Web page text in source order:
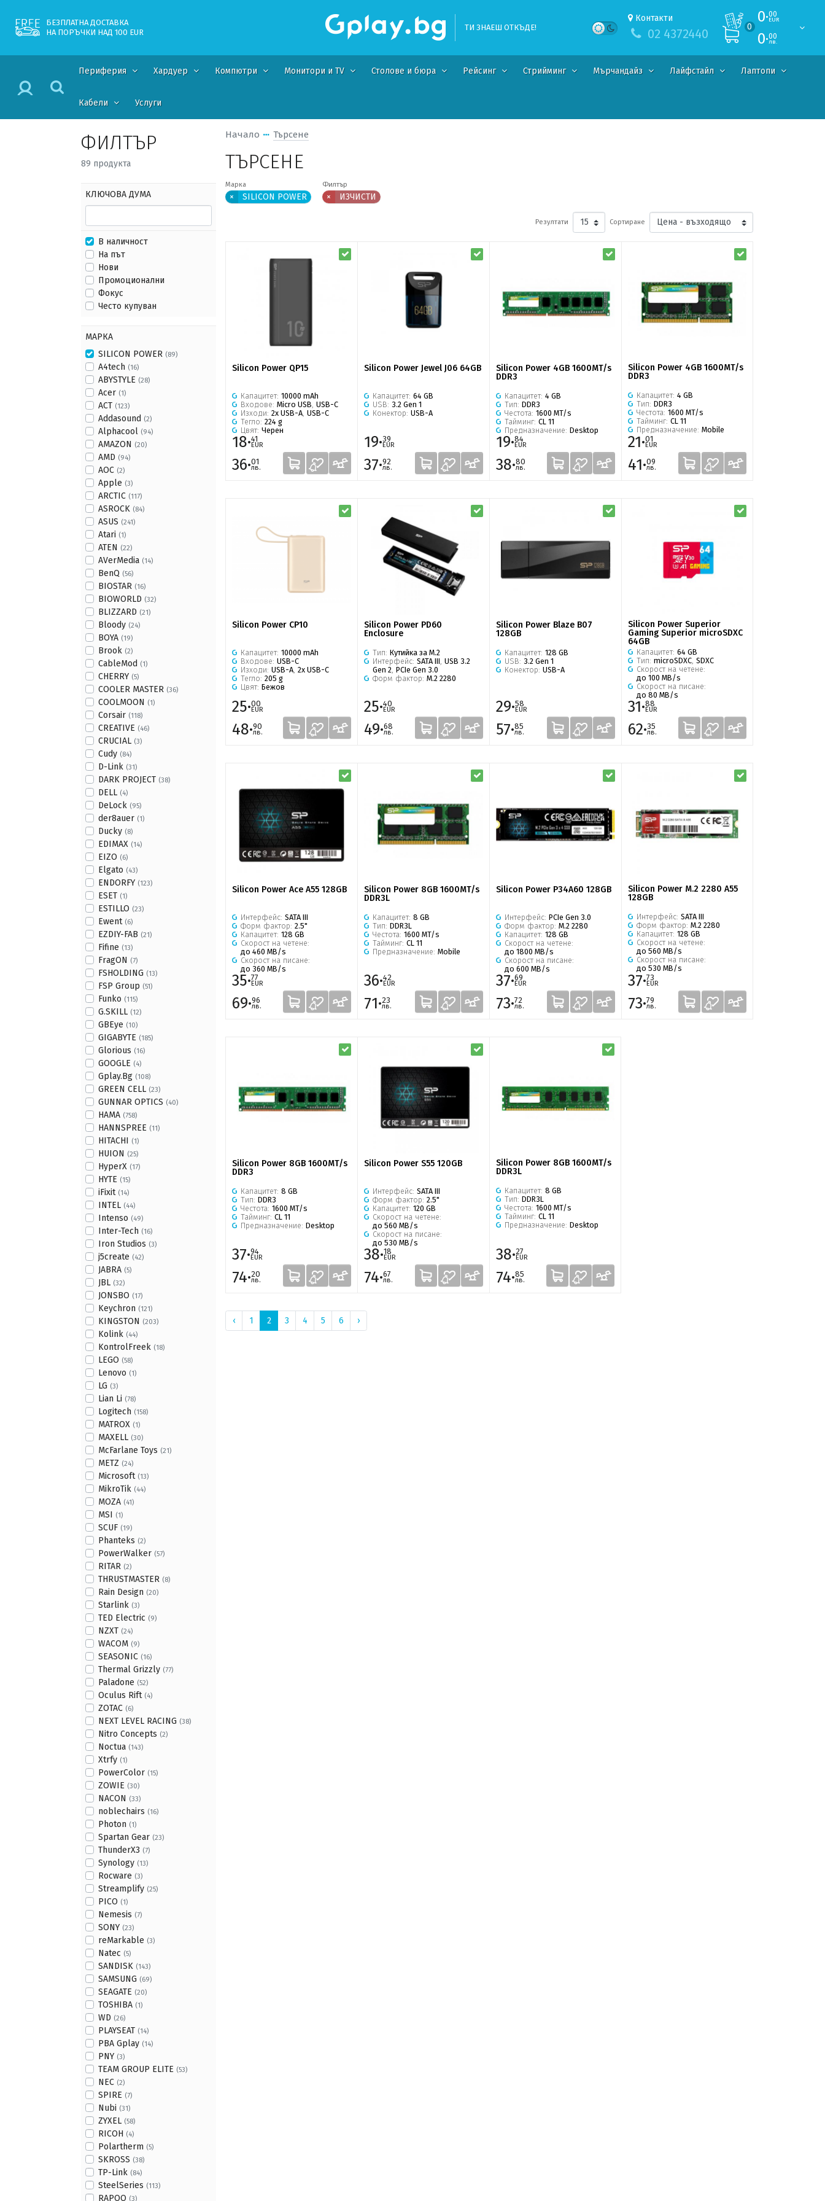
БЕЗПЛАТНА ДОСТАВКА
НА ПОРЪЧКИ НАД 100 EUR
ТИ ЗНАЕШ ОТКЪДЕ!
Контакти
02 4372440 0
0·00
EUR
0·00
лв.
Периферия Хардуер Компютри Монитори и TV Столове и бюра Рейсинг Стрийминг Мърчандайз Лайфстайл Лаптопи
Кабели Услуги
ФИЛТЪР
89 продукта
КЛЮЧОВА ДУМА
В наличност
На път
Нови
Промоционални
Фокус
Често купуван
МАРКА
SILICON POWER (89)
A4tech (16)
ABYSTYLE (28)
Acer (1)
ACT (123)
Addasound (2)
Alphacool (94)
AMAZON (20)
AMD (94)
AOC (2)
Apple (3)
ARCTIC (117)
ASROCK (84)
ASUS (241)
Atari (1)
ATEN (22)
AVerMedia (14)
BenQ (56)
BIOSTAR (16)
BIOWORLD (32)
BLIZZARD (21)
Bloody (24)
BOYA (19)
Brook (2)
CableMod (1)
CHERRY (5)
COOLER MASTER (36)
COOLMOON (1)
Corsair (118)
CREATIVE (46)
CRUCIAL (3)
Cudy (84)
D-Link (31)
DARK PROJECT (38)
DELL (4)
DeLock (95)
der8auer (1)
Ducky (8)
EDIMAX (14)
EIZO (6)
Elgato (43)
ENDORFY (123)
ESET (1)
ESTILLO (23)
Ewent (6)
EZDIY-FAB (21)
Fifine (13)
FragON (7)
FSHOLDING (13)
FSP Group (51)
Funko (115)
G.SKILL (12)
GBEye (10)
GIGABYTE (185)
Glorious (16)
GOOGLE (4)
Gplay.Bg (108)
GREEN CELL (23)
GUNNAR OPTICS (40)
HAMA (758)
HANNSPREE (11)
HITACHI (1)
HUION (25)
HyperX (17)
HYTE (15)
iFixit (14)
INTEL (44)
Intenso (49)
Inter-Tech (16)
Iron Studios (3)
j5create (42)
JABRA (5)
JBL (32)
JONSBO (17)
Keychron (121)
KINGSTON (203)
Kolink (44)
KontrolFreek (18)
LEGO (58)
Lenovo (1)
LG (3)
Lian Li (78)
Logitech (158)
MATROX (1)
MAXELL (30)
McFarlane Toys (21)
METZ (24)
Microsoft (13)
MikroTik (44)
MOZA (41)
MSI (1)
SCUF (19)
Phanteks (2)
PowerWalker (57)
RITAR (2)
THRUSTMASТER (8)
Rain Design (20)
Starlink (3)
TED Electric (9)
NZXT (24)
WACOM (9)
SEASONIC (16)
Thermal Grizzly (77)
Paladone (52)
Oculus Rift (4)
ZOTAC (6)
NEXT LEVEL RACING (38)
Nitro Concepts (2)
Noctua (143)
Xtrfy (1)
PowerColor (15)
ZOWIE (30)
NACON (33)
noblechairs (16)
Photon (1)
Spartan Gear (23)
ThunderX3 (7)
Synology (13)
Rocware (3)
Streamplify (25)
PICO (1)
Nemesis (7)
SONY (23)
reMarkable (3)
Natec (5)
SANDISK (143)
SAMSUNG (69)
SEAGATE (20)
TOSHIBA (1)
WD (26)
PLAYSEAT (14)
PBA Gplay (14)
PNY (3)
TEAM GROUP ELITE (53)
NEC (2)
SPIRE (7)
Nubi (31)
ZYXEL (58)
RICOH (4)
Polartherm (5)
SKROSS (38)
TP-Link (84)
SteelSeries (113)
RAPOO (3)
Начало Търсене
ТЪРСЕНЕ
Марка
× SILICON POWER
Филтър
× ИЗЧИСТИ
Резултати Сортиране
Silicon Power QP15
Капацитет: 10000 mAh
Входове: Micro USB, USB-C
Изходи: 2x USB-A, USB-C
Тегло: 224 g
Цвят: Черен
18·41
EUR
36·01
лв.
Silicon Power Jewel J06 64GB
Капацитет: 64 GB
USB: 3.2 Gen 1
Конектор: USB-A
19·39
EUR
37·92
лв.
Silicon Power 4GB 1600MT/s
DDR3
Капацитет: 4 GB
Тип: DDR3
Честота: 1600 MT/s
Тайминг: CL 11
Предназначение: Desktop
19·84
EUR
38·80
лв.
Silicon Power 4GB 1600MT/s
DDR3
Капацитет: 4 GB
Тип: DDR3
Честота: 1600 MT/s
Тайминг: CL 11
Предназначение: Mobile
21·01
EUR
41·09
лв.
Silicon Power CP10
Капацитет: 10000 mAh
Входове: USB-C
Изходи: USB-A, 2x USB-C
Тегло: 205 g
Цвят: Бежов
25·00
EUR
48·90
лв.
Silicon Power PD60
Enclosure
Тип: Кутийка за M.2
Интерфейс: SATA III, USB 3.2
Gen 2, PCIe Gen 3.0
Форм фактор: M.2 2280
25·40
EUR
49·68
лв.
Silicon Power Blaze B07
128GB
Капацитет: 128 GB
USB: 3.2 Gen 1
Конектор: USB-A
29·58
EUR
57·85
лв.
Silicon Power Superior
Gaming Superior microSDXC
64GB
Капацитет: 64 GB
Тип: microSDXC, SDXC
Скорост на четене:
до 100 MB/s
Скорост на писане:
до 80 MB/s
31·88
EUR
62·35
лв.
Silicon Power Ace A55 128GB
Интерфейс: SATA III
Форм фактор: 2.5"
Капацитет: 128 GB
Скорост на четене:
до 460 MB/s
Скорост на писане:
до 360 MB/s
35·77
EUR
69·96
лв.
Silicon Power 8GB 1600MT/s
DDR3L
Капацитет: 8 GB
Тип: DDR3L
Честота: 1600 MT/s
Тайминг: CL 11
Предназначение: Mobile
36·42
EUR
71·23
лв.
Silicon Power P34A60 128GB
Интерфейс: PCIe Gen 3.0
Форм фактор: M.2 2280
Капацитет: 128 GB
Скорост на четене:
до 1800 MB/s
Скорост на писане:
до 600 MB/s
37·69
EUR
73·72
лв.
Silicon Power M.2 2280 A55
128GB
Интерфейс: SATA III
Форм фактор: M.2 2280
Капацитет: 128 GB
Скорост на четене:
до 560 MB/s
Скорост на писане:
до 530 MB/s
37·73
EUR
73·79
лв.
Silicon Power 8GB 1600MT/s
DDR3
Капацитет: 8 GB
Тип: DDR3
Честота: 1600 MT/s
Тайминг: CL 11
Предназначение: Desktop
37·94
EUR
74·20
лв.
Silicon Power S55 120GB
Интерфейс: SATA III
Форм фактор: 2.5"
Капацитет: 120 GB
Скорост на четене:
до 560 MB/s
Скорост на писане:
до 530 MB/s
38·18
EUR
74·67
лв.
Silicon Power 8GB 1600MT/s
DDR3L
Капацитет: 8 GB
Тип: DDR3L
Честота: 1600 MT/s
Тайминг: CL 11
Предназначение: Desktop
38·27
EUR
74·85
лв.
‹ 1 2 3 4 5 6 ›